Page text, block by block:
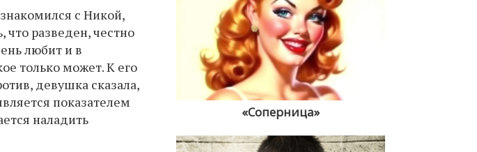
с Никой,
разведен, честно
любит и в
только может. К его
девушка сказала,
показателем
наладить
«Соперница»